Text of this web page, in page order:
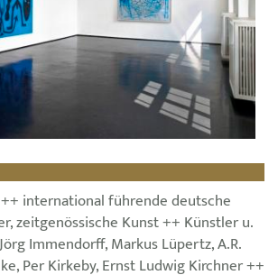
international führende deutsche
zeitgenössische Kunst ++ Künstler u.
Immendorff, Markus Lüpertz, A.R.
Per Kirkeby, Ernst Ludwig Kirchner ++